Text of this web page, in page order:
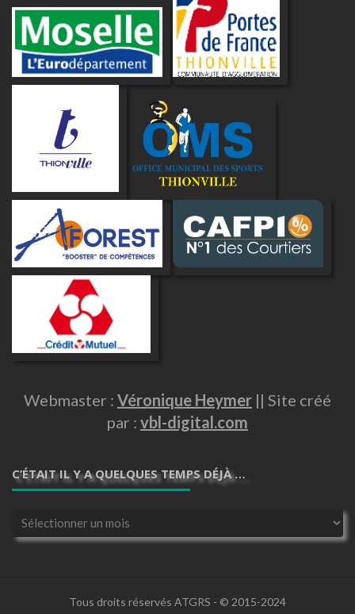
Webmaster : Véronique Heymer || Site créé
par : vbl-digital.com
C’ÉTAIT IL Y A QUELQUES TEMPS DÉJÀ …
Tous droits réservés ATGRS - © 2015-2024